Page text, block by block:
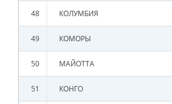
48 КОЛУМБИЯ
49 КОМОРЫ
50 МАЙОТТА
51 КОНГО